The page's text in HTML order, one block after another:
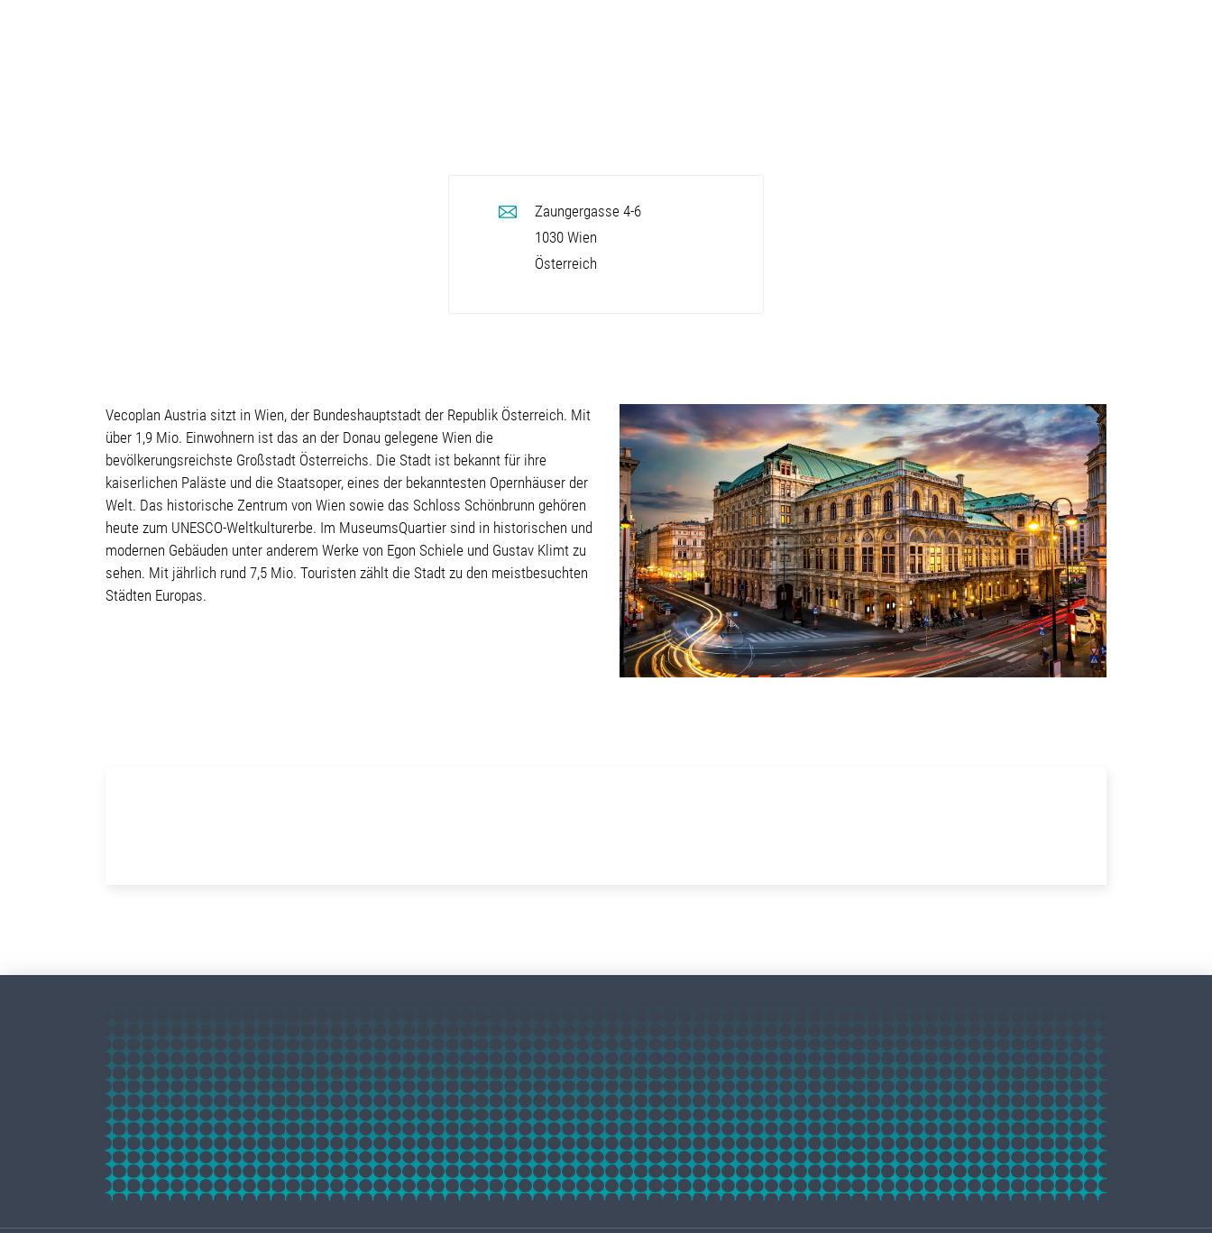
Zaungergasse 4-6
1030 Wien
Österreich
Vecoplan Austria sitzt in Wien, der Bundeshauptstadt der Republik Österreich. Mit
über 1,9 Mio. Einwohnern ist das an der Donau gelegene Wien die
bevölkerungsreichste Großstadt Österreichs. Die Stadt ist bekannt für ihre
kaiserlichen Paläste und die Staatsoper, eines der bekanntesten Opernhäuser der
Welt. Das historische Zentrum von Wien sowie das Schloss Schönbrunn gehören
heute zum UNESCO-Weltkulturerbe. Im MuseumsQuartier sind in historischen und
modernen Gebäuden unter anderem Werke von Egon Schiele und Gustav Klimt zu
sehen. Mit jährlich rund 7,5 Mio. Touristen zählt die Stadt zu den meistbesuchten
Städten Europas.